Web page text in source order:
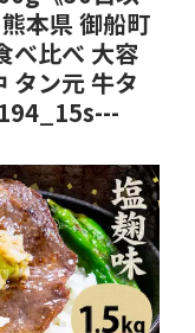
本県 御船町
べ比べ 大容
タン元 牛タ